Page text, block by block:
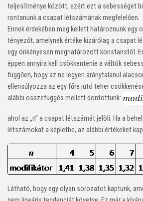
teljesítménye között, ezért ezt a sebességet
rontanunk a csapat létszámának megfelelően.
Ennek érdekében meg kellett határoznunk
tényezőt, amelynek értéke kizárólag a csapat
egy önkényesen meghatározott konstanstól.
éppen annyira kell csökkentenie a váltók
függően, hogy az ne legyen aránytalanul
ellensúlyozza az egy főre jutó teher
alábbi összefüggés mellett döntöttünk:
ahol az „n” a csapat létszámát jelöli. Ha a
létszámokat a képletbe, az alábbi értékeket
Látható, hogy egy olyan sorozatot kaptunk,